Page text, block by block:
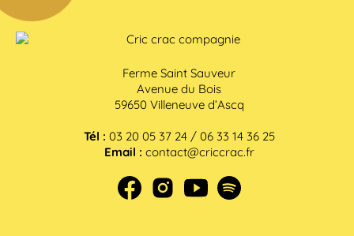
Ferme Saint Sauveur
Avenue du Bois
59650 Villeneuve d’Ascq
Tél : 03 20 05 37 24 / 06 33 14 36 25
Email : contact@criccrac.fr